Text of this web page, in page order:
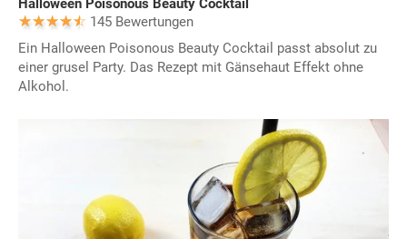
Halloween Poisonous Beauty Cocktail
145 Bewertungen
Ein Halloween Poisonous Beauty Cocktail passt absolut zu
einer grusel Party. Das Rezept mit Gänsehaut Effekt ohne
Alkohol.